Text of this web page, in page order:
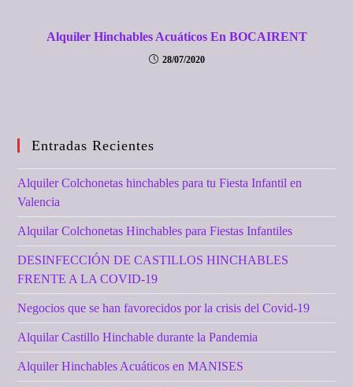
Alquiler Hinchables Acuáticos En BOCAIRENT
28/07/2020
Entradas Recientes
Alquiler Colchonetas hinchables para tu Fiesta Infantil en
Valencia
Alquilar Colchonetas Hinchables para Fiestas Infantiles
DESINFECCIÓN DE CASTILLOS HINCHABLES
FRENTE A LA COVID-19
Negocios que se han favorecidos por la crisis del Covid-19
Alquilar Castillo Hinchable durante la Pandemia
Alquiler Hinchables Acuáticos en MANISES